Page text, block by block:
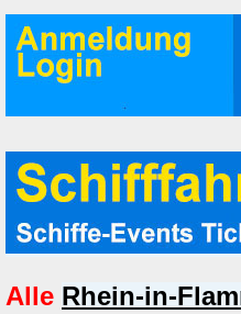
Alle Rhein-in-